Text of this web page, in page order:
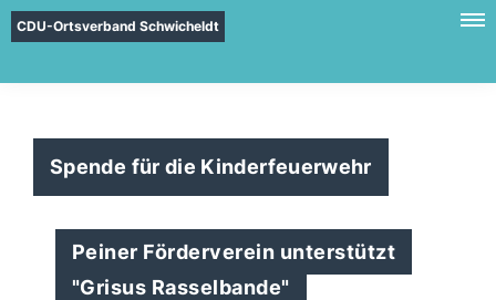
CDU-Ortsverband Schwicheldt
Spende für die Kinderfeuerwehr
Peiner Förderverein unterstützt
"Grisus Rasselbande"